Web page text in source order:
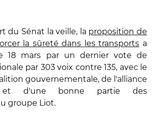
du Sénat la veille, la proposition de
la sûreté dans les transports a
18 mars par un dernier vote de
par 303 voix contre 135, avec le
gouvernementale, de l'alliance
et d'une bonne partie des
groupe Liot.